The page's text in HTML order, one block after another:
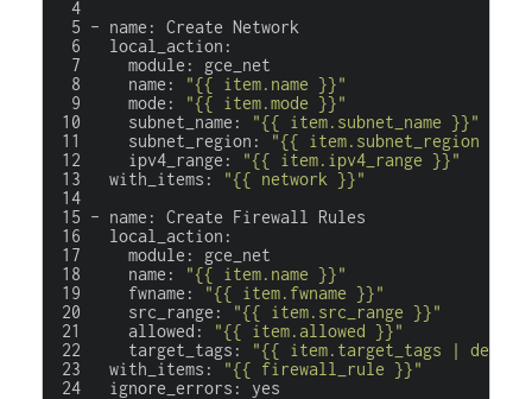
- name : Create Network
local_action :
module :
gce_net
name :
"{{ item.name }}"
mode :
"{{ item.mode }}"
subnet_name :
"{{ item.subnet_name }}"
subnet_region :
"{{ item.subnet_region }}"
ipv4_range :
"{{ item.ipv4_range }}"
with_items :
"{{ network }}"
- name : Create Firewall
Rules
local_action :
module :
gce_net
name :
"{{ item.name }}"
fwname :
"{{ item.fwname }}"
src_range :
"{{ item.src_range }}"
allowed :
"{{ item.allowed }}"
target_tags :
"{{ item.target_tags |
with_items :
"{{ firewall_rule }}"
ignore_errors :
yes